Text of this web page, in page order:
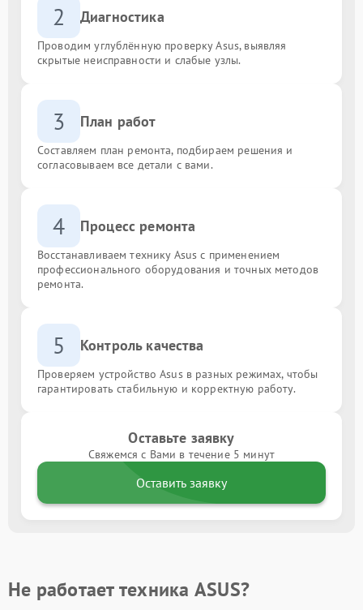
2 Диагностика
Проводим углублённую проверку Asus, выявляя
скрытые неисправности и слабые узлы.
3 План работ
Составляем план ремонта, подбираем решения и
согласовываем все детали с вами.
4 Процесс ремонта
Восстанавливаем технику Asus с применением
профессионального оборудования и точных методов
ремонта.
5 Контроль качества
Проверяем устройство Asus в разных режимах, чтобы
гарантировать стабильную и корректную работу.
Оставьте заявку
Свяжемся с Вами в течение 5 минут
Оставить заявку
Не работает техника ASUS?